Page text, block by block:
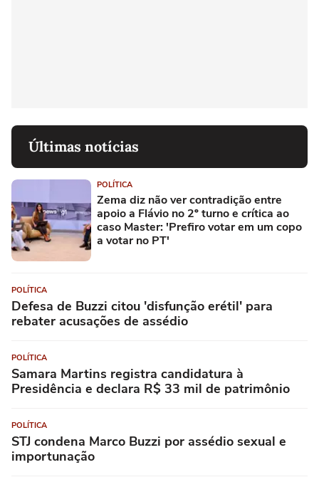
Últimas notícias
POLÍTICA
Zema diz não ver contradição entre
apoio a Flávio no 2º turno e crítica ao
caso Master: 'Prefiro votar em um copo
a votar no PT'
POLÍTICA
Defesa de Buzzi citou 'disfunção erétil' para
rebater acusações de assédio
POLÍTICA
Samara Martins registra candidatura à
Presidência e declara R$ 33 mil de patrimônio
POLÍTICA
STJ condena Marco Buzzi por assédio sexual e
importunação